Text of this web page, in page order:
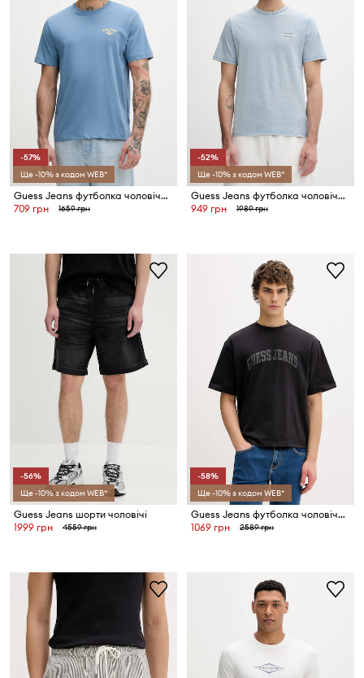
-57%
Ще -10% з кодом WEB*
Guess Jeans футболка чоловіча бавовняна
709 грн
1659 грн
-52%
Ще -10% з кодом WEB*
Guess Jeans футболка чоловіча бавовняна
949 грн
1989 грн
-56%
Ще -10% з кодом WEB*
Guess Jeans шорти чоловічі
1999 грн
4559 грн
-58%
Ще -10% з кодом WEB*
Guess Jeans футболка чоловіча бавовняна
1069 грн
2589 грн